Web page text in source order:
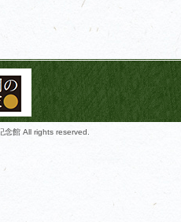
館 All rights reserved.